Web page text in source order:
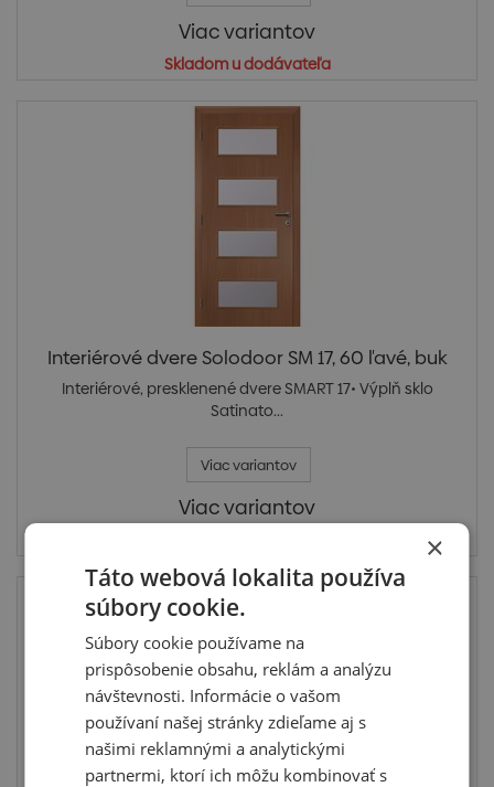
Viac variantov
Skladom u dodávateľa
Interiérové dvere Solodoor SM 17, 60 ľavé, buk
Interiérové, presklenené dvere SMART 17• Výplň sklo
Satinato...
Viac variantov
Viac variantov
×
Táto webová lokalita používa
súbory cookie.
Súbory cookie používame na
prispôsobenie obsahu, reklám a analýzu
návštevnosti. Informácie o vašom
používaní našej stránky zdieľame aj s
našimi reklamnými a analytickými
partnermi, ktorí ich môžu kombinovať s